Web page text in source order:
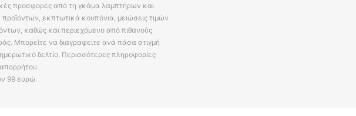
προσφορές από τη γκάμα λαμπτήρων και
εκπτωτικά κουπόνια, μειώσεις τιμών
καθώς και περιεχόμενο από πιθανούς
Μπορείτε να διαγραφείτε ανά πάσα στιγμή
δελτίο. Περισσότερες πληροφορίες
99 ευρώ.